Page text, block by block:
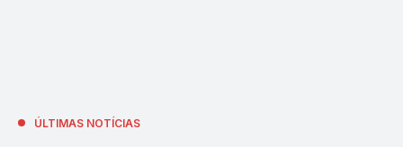
ÚLTIMAS NOTÍCIAS